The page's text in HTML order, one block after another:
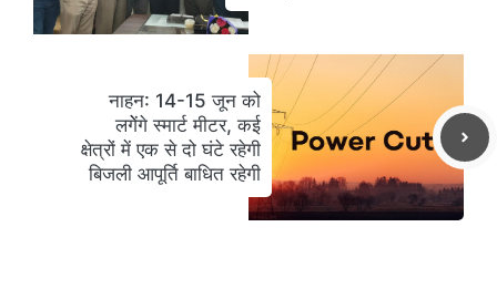
नाहन: 14-15 जून को
लगेेंगे स्मार्ट मीटर, कई
क्षेत्रों में एक से दो घंटे रहेगी
बिजली आपूर्ति बाधित रहेगी